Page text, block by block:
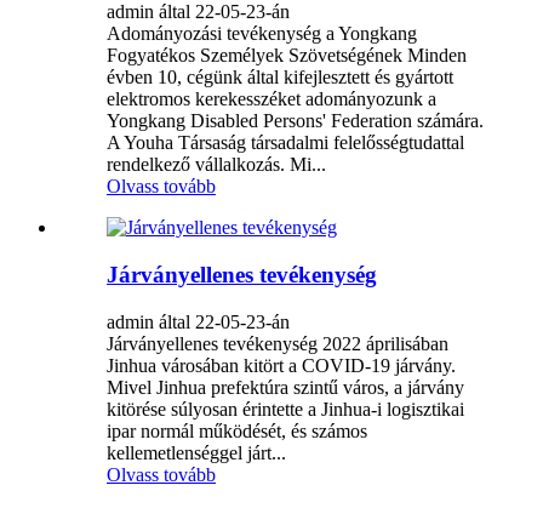
admin által 22-05-23-án
Adományozási tevékenység a Yongkang
Fogyatékos Személyek Szövetségének Minden
évben 10, cégünk által kifejlesztett és gyártott
elektromos kerekesszéket adományozunk a
Yongkang Disabled Persons' Federation számára.
A Youha Társaság társadalmi felelősségtudattal
rendelkező vállalkozás. Mi...
Olvass tovább
Járványellenes tevékenység
admin által 22-05-23-án
Járványellenes tevékenység 2022 áprilisában
Jinhua városában kitört a COVID-19 járvány.
Mivel Jinhua prefektúra szintű város, a járvány
kitörése súlyosan érintette a Jinhua-i logisztikai
ipar normál működését, és számos
kellemetlenséggel járt...
Olvass tovább